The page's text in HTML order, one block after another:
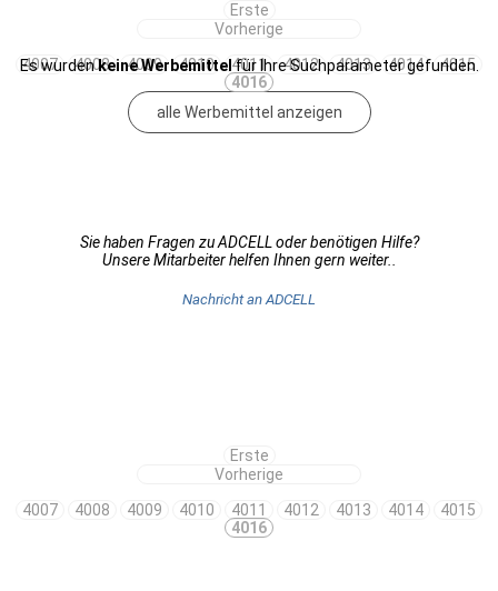
Erste
Vorherige
4007
4008 4009 4010 4011 4012 4013 4014
4015
4016
Es wurdenkeine Werbemittel für Ihre Suchparameter gefunden.
alle Werbemittel anzeigen
Sie haben Fragen zu ADCELL oder benötigen Hilfe?
Unsere Mitarbeiter helfen Ihnen gern weiter..
Nachricht an ADCELL
Erste
Vorherige
4007
4008 4009 4010 4011 4012 4013 4014
4015
4016